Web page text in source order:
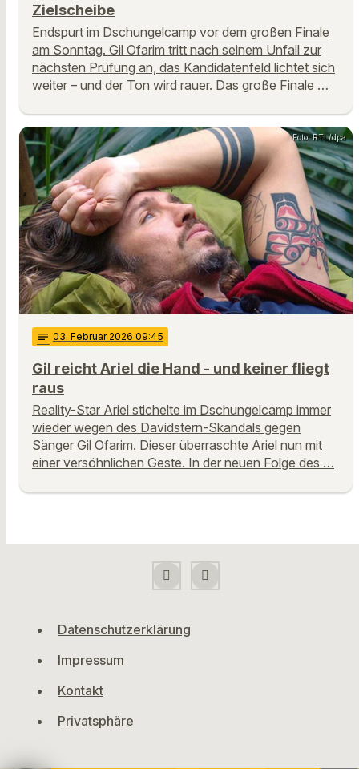
Zielscheibe
Endspurt im Dschungelcamp vor dem großen Finale
am Sonntag. Gil Ofarim tritt nach seinem Unfall zur
nächsten Prüfung an, das Kandidatenfeld lichtet sich
weiter – und der Ton wird rauer. Das große Finale …
Foto: RTL/dpa
notes 03. Februar 2026 09:45
Gil reicht Ariel die Hand - und keiner fliegt
raus
Reality-Star Ariel stichelte im Dschungelcamp immer
wieder wegen des Davidstern-Skandals gegen
Sänger Gil Ofarim. Dieser überraschte Ariel nun mit
einer versöhnlichen Geste. In der neuen Folge des …
Datenschutzerklärung
Impressum
Kontakt
Privatsphäre